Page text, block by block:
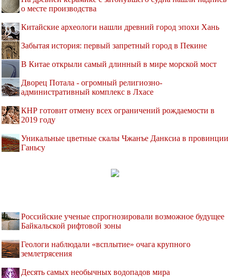
о месте производства
Китайские археологи нашли древний город эпохи Хань
Забытая история: первый запретный город в Пекине
В Китае открыли самый длинный в мире морской мост
Дворец Потала - огромный религиозно-
административный комплекс в Лхасе
КНР готовит отмену всех ограничений рождаемости в
2019 году
Уникальные цветные скалы Чжанъе Данксиа в провинции
Ганьсу
Российские ученые спрогнозировали возможное будущее
Байкальской рифтовой зоны
Геологи наблюдали «всплытие» очага крупного
землетрясения
Десять самых необычных водопадов мира